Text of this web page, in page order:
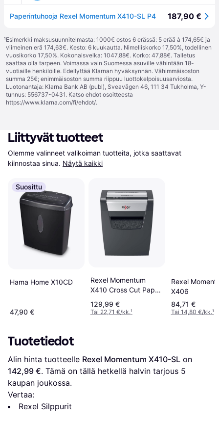
Paperintuhooja Rexel Momentum X410-SL P4 187,90 €
¹Esimerkki maksusuunnitelmasta: 1000€ ostos 6 erässä: 5 erää à 174,65€ ja
viimeinen erä 174,63€. Kesto: 6 kuukautta. Nimelliskorko 17,50%, todellinen
vuosikorko 17,50%. Kokonaisvelka: 1047,88€. Korko: 47,88€. Talletus
saattaa olla tarpeen. Voimassa vain Suomessa asuville vähintään 18-
vuotiaille henkilöille. Edellyttää Klarnan hyväksynnän. Vähimmäisoston
summa 25€; enimmäisoston summa riippuu luottokelpoisuusarviosta.
Luotonantaja: Klarna Bank AB (publ), Sveavägen 46, 111 34 Tukholma, Y-
tunnus: 556737-0431. Katso ehdot osoitteesta
https://www.klarna.com/fi/ehdot/.
Liittyvät tuotteet
Olemme valinneet valikoiman tuotteita, jotka saattavat
kiinnostaa sinua. Näytä kaikki
Suosittu
Hama Home X10CD
47,90 €
Rexel Momentum
X410 Cross Cut Paper
Shredder
129,99 €
Tai 22,71 €/kk.¹
Rexel
X406
84,71 €
Tai 14,80 €/kk.¹
Tuotetiedot
Alin hinta tuotteelle Rexel Momentum X410-SL
142,99 €. Tämä on tällä hetkellä halvin tarjous 5
kaupan joukossa.
Vertaa:
Rexel Silppurit